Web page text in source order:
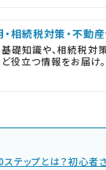
相続税対策・不動
礎知識や、相続税対
役立つ情報をお届け。
テップとは？初心者